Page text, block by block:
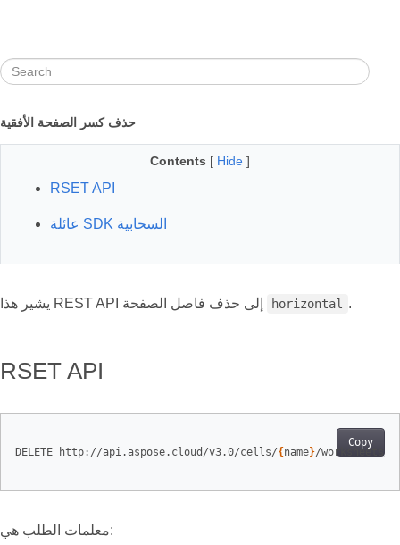
حذف كسر الصفحة الأفقية
Contents [ Hide ]
RSET API
عائلة SDK السحابية
horizontal .
RSET API
Copy
DELETE http://api.aspose.cloud/v3.0/cells/{ name}/worksheets/
معلمات الطلب هي: